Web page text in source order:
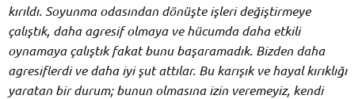
kırıldı. Soyunma odasından dönüşte işleri değiştirmeye
çalıştık, daha agresif olmaya ve hücumda daha etkili
oynamaya çalıştık fakat bunu başaramadık. Bizden daha
agresiflerdi ve daha iyi şut attılar. Bu karışık ve hayal kırıklığı
yaratan bir durum; bunun olmasına izin veremeyiz, kendi